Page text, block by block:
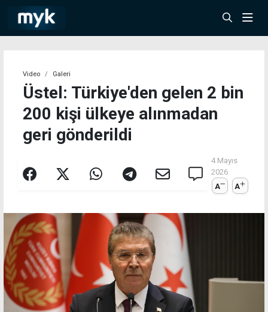
Video Galeri
Üstel: Türkiye'den gelen 2 bin
200 kişi ülkeye alınmadan
geri gönderildi
4 Mayıs
2026
A
A